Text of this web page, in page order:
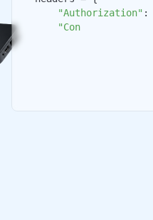
5
6
7
"Authorization":
"Content-Type"